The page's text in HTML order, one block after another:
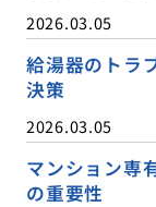
2026.03.05
給湯器のトラ
決策
2026.03.05
マンション専
の重要性